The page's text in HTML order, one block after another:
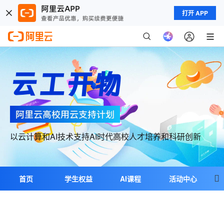
打开 APP
云工开物
以云计算和AI技术支持AI时代高校人才培养和科研创新

首页 学生权益 AI课程 活动中心